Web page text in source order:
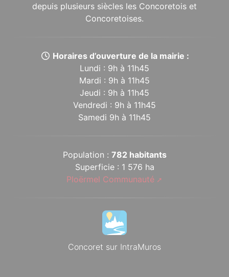
depuis plusieurs siècles les Concoretois et
Concoretoises.
Horaires d’ouverture de la mairie :
Lundi : 9h à 11h45
Mardi : 9h à 11h45
Jeudi : 9h à 11h45
Vendredi : 9h à 11h45
Samedi 9h à 11h45
Population : 782 habitants
Superficie : 1 576 ha
Ploërmel Communauté
Concoret sur IntraMuros